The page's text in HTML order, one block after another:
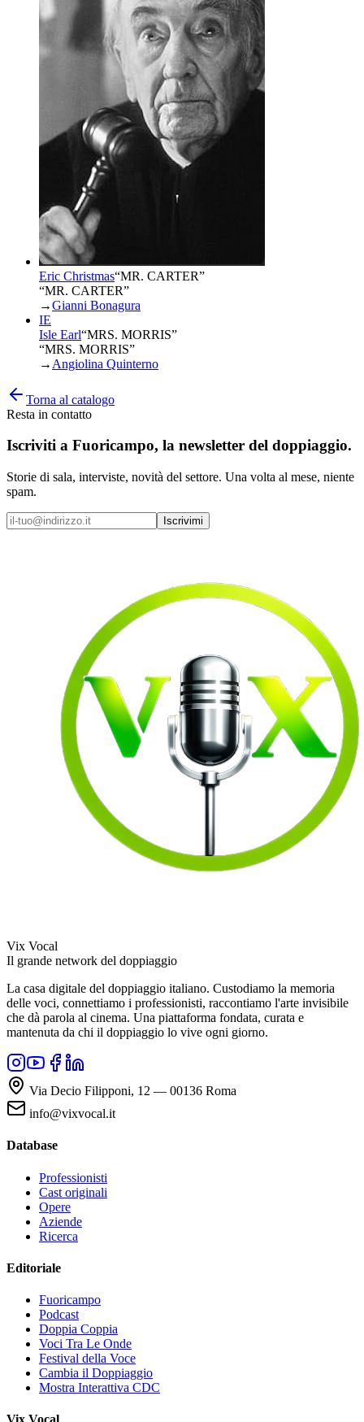
Eric Christmas“MR. CARTER”
“MR. CARTER”
→Gianni Bonagura
IE
Isle Earl“MRS. MORRIS”
“MRS. MORRIS”
→ Angiolina Quinterno
Torna al catalogo
Resta in contatto
Iscriviti a Fuoricampo, la newsletter del doppiaggio.
Storie di sala, interviste, novità del settore. Una volta al mese, niente
spam.
Iscrivimi
Vix Vocal
Il grande network del doppiaggio
La casa digitale del doppiaggio italiano. Custodiamo la memoria
delle voci, connettiamo i professionisti, raccontiamo l'arte invisibile
che dà parola al cinema. Una piattaforma fondata, curata e
mantenuta da chi il doppiaggio lo vive ogni giorno.
Via Decio Filipponi, 12 — 00136 Roma
info@vixvocal.it
Database
Professionisti
Cast originali
Opere
Aziende
Ricerca
Editoriale
Fuoricampo
Podcast
Doppia Coppia
Voci Tra Le Onde
Festival della Voce
Cambia il Doppiaggio
Mostra Interattiva CDC